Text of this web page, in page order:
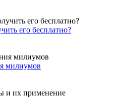
его бесплатно?
милиумов